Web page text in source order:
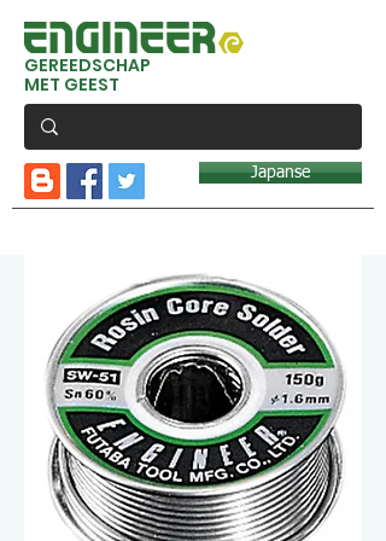
GEREEDSCHAP
MET GEEST
Japanse